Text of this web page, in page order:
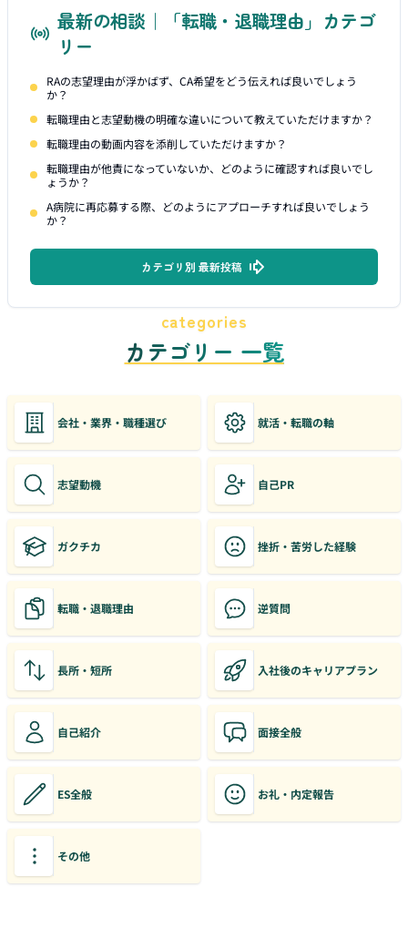
最新の相談｜「転職・退職理由」カテゴ
リー
RAの志望理由が浮かばず、CA希望をどう伝えれば良いでしょう
か？
転職理由と志望動機の明確な違いについて教えていただけますか？
転職理由の動画内容を添削していただけますか？
転職理由が他責になっていないか、どのように確認すれば良いでし
ょうか？
A病院に再応募する際、どのようにアプローチすれば良いでしょう
か？
カテゴリ別 最新投稿
categories
カテゴリー 一覧
会社・業界・職種選び 就活・転職の軸
志望動機 自己PR
ガクチカ 挫折・苦労した経験
転職・退職理由 逆質問
長所・短所 入社後のキャリアプラン
自己紹介 面接全般
ES全般 お礼・内定報告
その他